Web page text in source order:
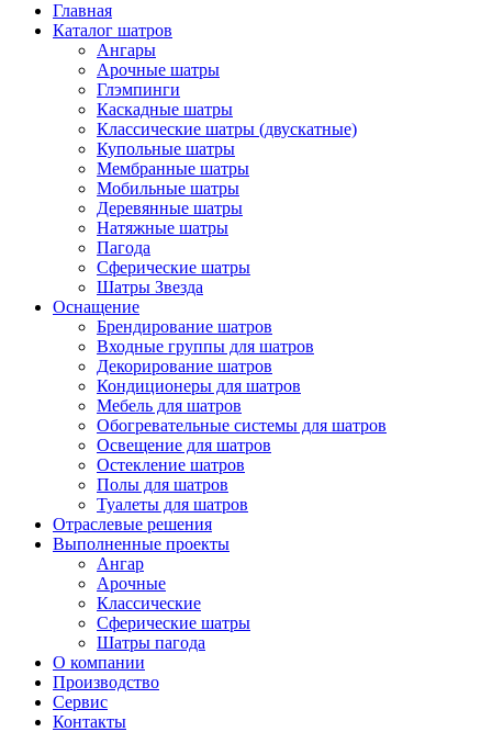
Главная
Каталог шатров
Ангары
Арочные шатры
Глэмпинги
Каскадные шатры
Классические шатры (двускатные)
Купольные шатры
Мембранные шатры
Мобильные шатры
Деревянные шатры
Натяжные шатры
Пагода
Сферические шатры
Шатры Звезда
Оснащение
Брендирование шатров
Входные группы для шатров
Декорирование шатров
Кондиционеры для шатров
Мебель для шатров
Обогревательные системы для шатров
Освещение для шатров
Остекление шатров
Полы для шатров
Туалеты для шатров
Отраслевые решения
Выполненные проекты
Ангар
Арочные
Классические
Сферические шатры
Шатры пагода
О компании
Производство
Сервис
Контакты